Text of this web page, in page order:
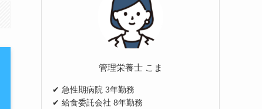
管理栄養士 こま
✔ 急性期病院 3年勤務
✔ 給食委託会社 8年勤務